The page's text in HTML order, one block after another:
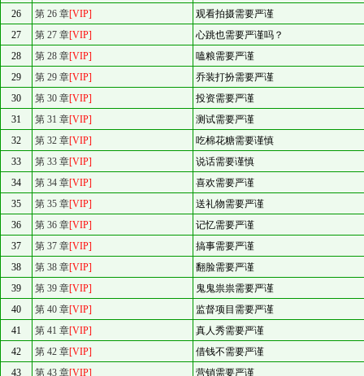
26 第 26 章[VIP]
观看拍摄需要严谨
27
第 27 章[VIP]
心跳也需要严谨吗？
28
第 28 章[VIP]
嗑粮需要严谨
29
第 29 章[VIP]
乔装打扮需要严谨
30
第 30 章[VIP]
投资需要严谨
31
第 31 章[VIP]
测试需要严谨
32
第 32 章[VIP]
吃棉花糖需要谨慎
33
第 33 章[VIP]
说话需要谨慎
34
第 34 章[VIP]
喜欢需要严谨
35
第 35 章[VIP]
送礼物需要严谨
36
第 36 章[VIP]
记忆需要严谨
37
第 37 章[VIP]
搞事需要严谨
38
第 38 章[VIP]
翻脸需要严谨
39
第 39 章[VIP]
鬼鬼祟祟需要严谨
40
第 40 章[VIP]
监督项目需要严谨
41
第 41 章[VIP]
真人秀需要严谨
42
第 42 章[VIP]
借钱不需要严谨
43
第 43 章[VIP]
营销需要严谨